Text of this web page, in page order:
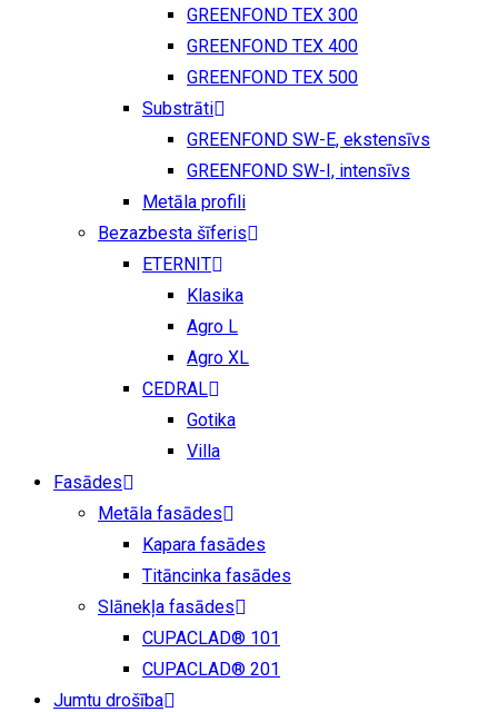
GREENFOND TEX 300
GREENFOND TEX 400
GREENFOND TEX 500
Substrāti
GREENFOND SW-E, ekstensīvs
GREENFOND SW-I, intensīvs
Metāla profili
Bezazbesta šīferis
ETERNIT
Klasika
Agro L
Agro XL
CEDRAL
Gotika
Villa
Fasādes
Metāla fasādes
Kapara fasādes
Titāncinka fasādes
Slānekļa fasādes
CUPACLAD® 101
CUPACLAD® 201
Jumtu drošība